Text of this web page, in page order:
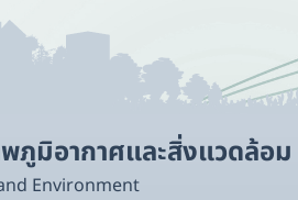
ภูมิอากาศและสิ่งแวดล้อม
Environment